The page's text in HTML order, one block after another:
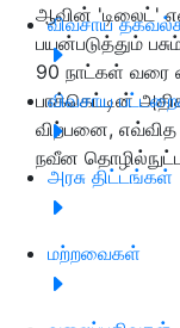
விவசாய
விவசாய
அரசு திட்டங்கள்
மற்றவைகள்
ஆவின் 'டிலைட்'
பயன்படுத்தும்
90 நாட்கள் வரை
பாக்கெட்டின்
விற்பனை, எவ்வித
நவீன தொழில்நுட்ப